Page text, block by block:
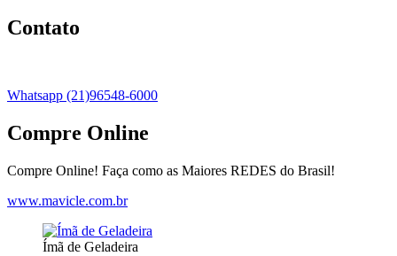
Contato
Whatsapp (21)96548-6000
Compre Online
Compre Online! Faça como as Maiores REDES do Brasil!
www.mavicle.com.br
Ímã de Geladeira